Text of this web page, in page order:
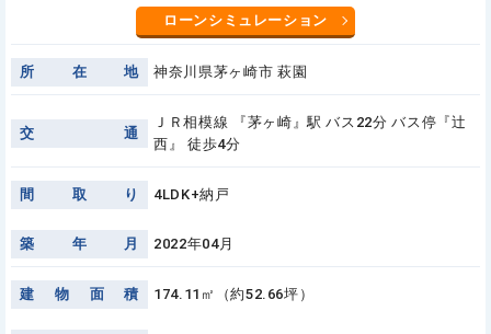
ローンシミュレーション
所 在 地 神奈川県茅ヶ崎市 萩園
交 通
ＪＲ相模線 『茅ヶ崎』駅 バス22分 バス停『辻
西』 徒歩4分
間 取 り 4LDK+納戸
築 年 月 2022年04月
建 物 面 積 174.11㎡（約52.66坪）